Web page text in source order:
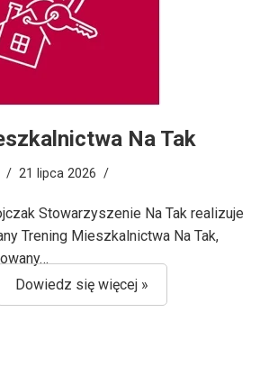
Na Tak
21 lipca 2026
Stowarzyszenie Na Tak realizuje
Trening Mieszkalnictwa Na Tak,
Dowiedz się więcej »